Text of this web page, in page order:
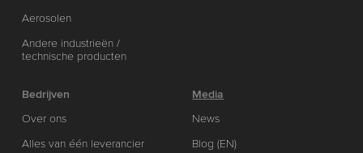
Aerosolen
Andere industrieën /
technische producten
Bedrijven
Over ons
Alles van één leverancier
Media
News
Blog (EN)